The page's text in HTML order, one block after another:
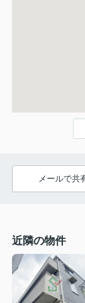
メールで共
近隣の物件